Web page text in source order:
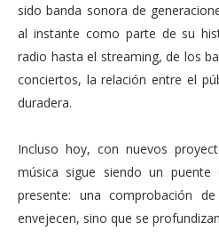
sido banda sonora de
al instante como parte de su
radio hasta el streaming, de los
conciertos, la relación entre el
duradera.
Incluso hoy, con nuevos
música sigue siendo un
presente: una comprobación
envejecen, sino que se